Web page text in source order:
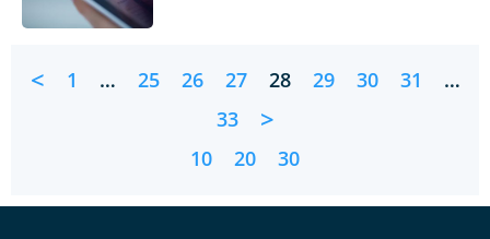
< 1 … 25 26 27 28 29 30 31
…
33
>
10 20 30